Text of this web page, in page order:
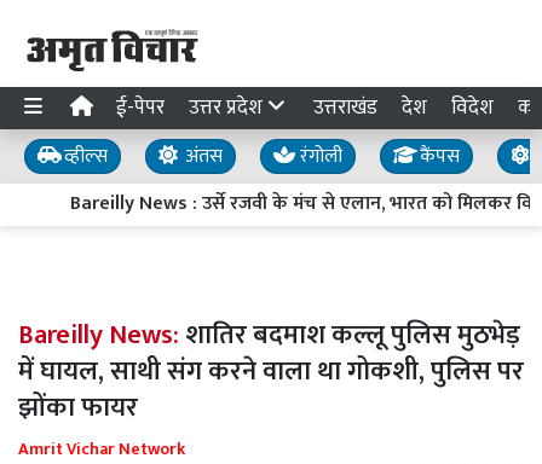
ई-पेपर उत्तर प्रदेश उत्तराखंड देश विदेश
व्हील्स अंतस रंगोली कैंपस
Bareilly News : उर्से रजवी के मंच से एलान, भारत को मिलकर
Bareilly News:शातिर बदमाश कल्लू पुलिस मुठभेड़
में घायल, साथी संग करने वाला था गोकशी, पुलिस पर
झोंका फायर
Amrit Vichar Network